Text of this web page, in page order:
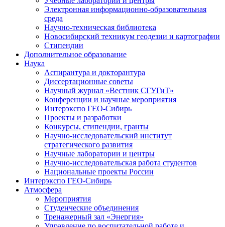
Электронная информационно-образовательная
среда
Научно-техническая библиотека
Новосибирский техникум геодезии и картографии
Стипендии
Дополнительное образование
Наука
Аспирантура и докторантура
Диссертационные советы
Научный журнал «Вестник СГУГиТ»
Конференции и научные мероприятия
Интерэкспо ГЕО-Сибирь
Проекты и разработки
Конкурсы, стипендии, гранты
Научно-исследовательский институт
стратегического развития
Научные лаборатории и центры
Научно-исследовательская работа студентов
Национальные проекты России
Интерэкспо ГЕО-Сибирь
Атмосфера
Мероприятия
Студенческие объединения
Тренажерный зал «Энергия»